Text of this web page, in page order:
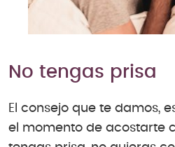
No tengas prisa
El consejo que te damos,
el momento de acostarte